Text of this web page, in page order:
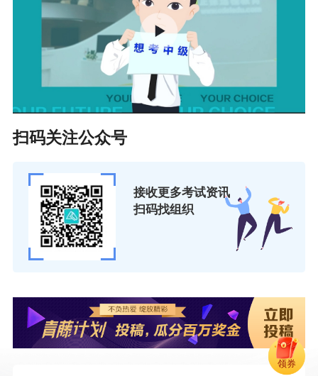
扫码关注公众号
接收更多考试资讯
扫码找组织
领券